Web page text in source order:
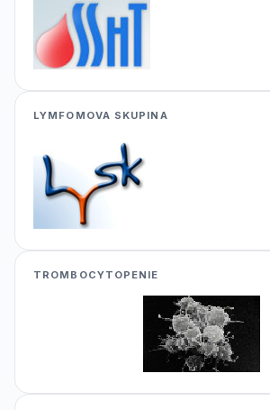
LYMFOMOVA SKUPINA
TROMBOCYTOPENIE